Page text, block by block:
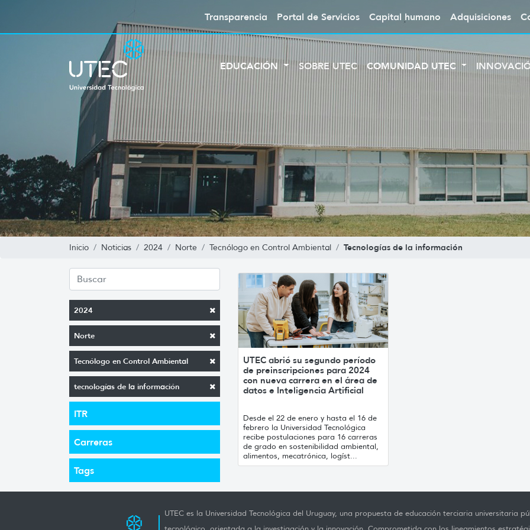
Transparencia Portal de Servicios Capital humano Adquisiciones
EDUCACIÓN SOBRE UTEC COMUNIDAD UTEC
Inicio Noticias 2024 Norte Tecnólogo en Control Ambiental Tecnologías de la información
2024
Norte
Tecnólogo en Control Ambiental
tecnologías de la información
ITR
Carreras
Tags
UTEC abrió su segundo período
de preinscripciones para 2024
con nueva carrera en el área de
datos e Inteligencia Artificial
Desde el 22 de enero y hasta el 16 de
febrero la Universidad Tecnológica
recibe postulaciones para 16 carreras
de grado en sostenibilidad ambiental,
alimentos, mecatrónica, logíst...
UTEC es la Universidad Tecnológica del Uruguay, una propuesta de educación terciaria universitaria